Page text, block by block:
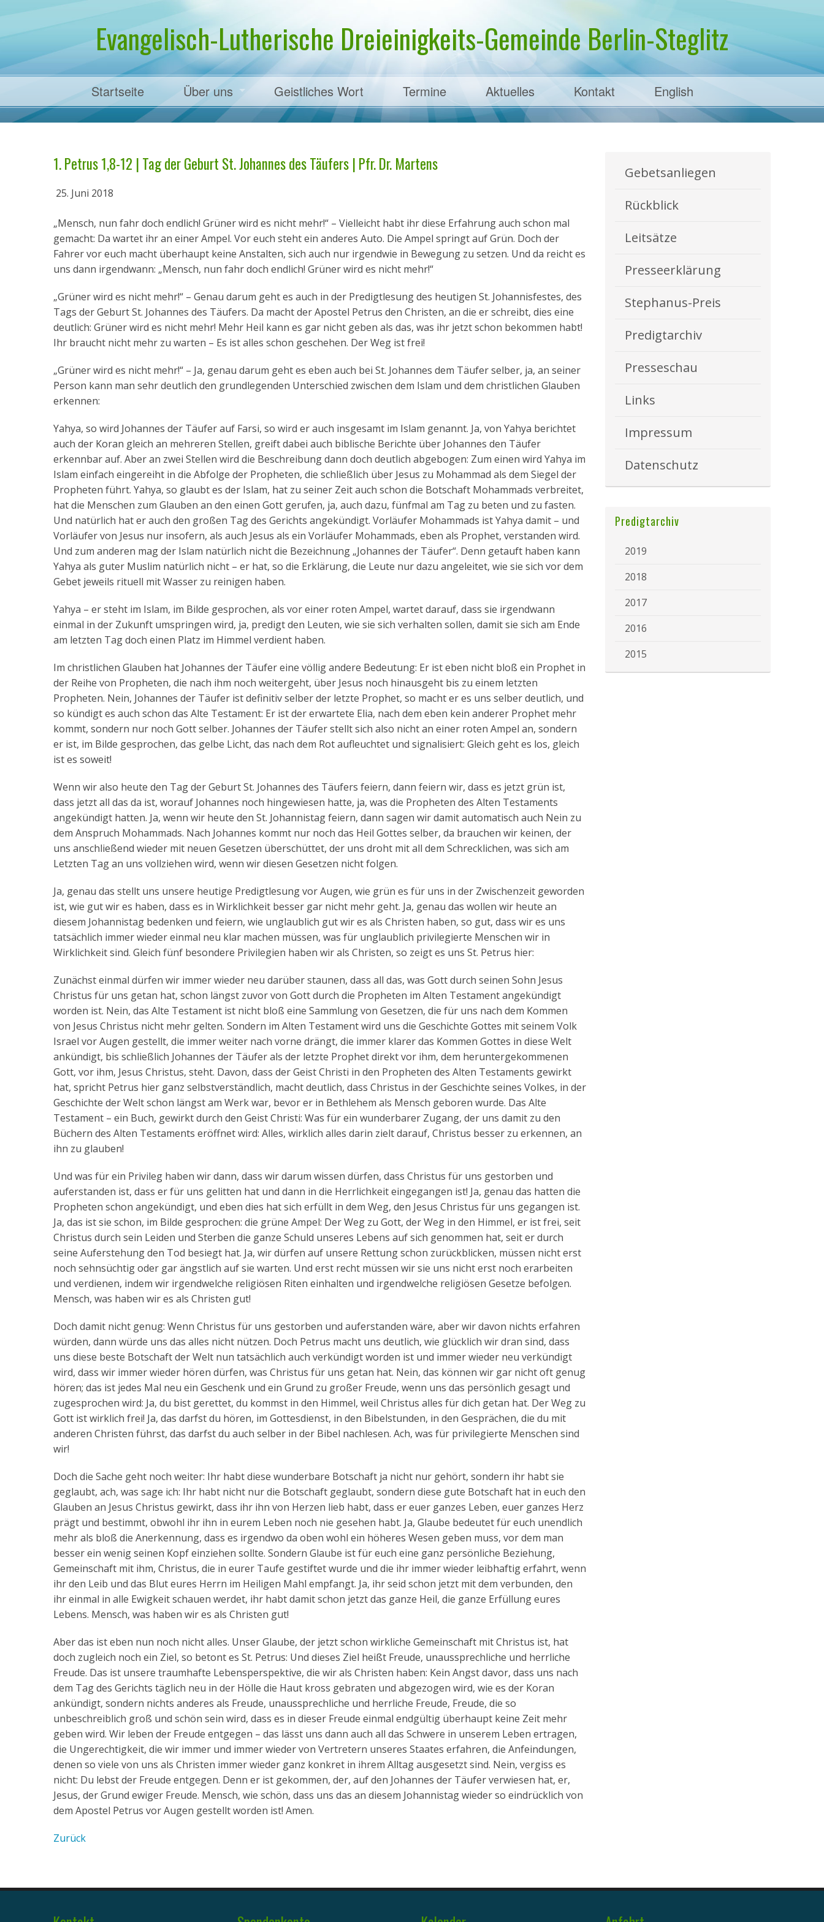
Evangelisch-Lutherische Dreieinigkeits-Gemeinde Berlin-Steglitz
Startseite
Über uns
Pfarrer Dr. Martens
Geistliches Wort Termine Aktuelles Kontakt English
1. Petrus 1,8-12 | Tag der Geburt St. Johannes des Täufers | Pfr. Dr. Martens
25. Juni 2018
„Mensch, nun fahr doch endlich! Grüner wird es nicht mehr!“ – Vielleicht habt ihr diese Erfahrung auch schon mal
gemacht: Da wartet ihr an einer Ampel. Vor euch steht ein anderes Auto. Die Ampel springt auf Grün. Doch der
Fahrer vor euch macht überhaupt keine Anstalten, sich auch nur irgendwie in Bewegung zu setzen. Und da reicht es
uns dann irgendwann: „Mensch, nun fahr doch endlich! Grüner wird es nicht mehr!“
„Grüner wird es nicht mehr!“ – Genau darum geht es auch in der Predigtlesung des heutigen St. Johannisfestes, des
Tags der Geburt St. Johannes des Täufers. Da macht der Apostel Petrus den Christen, an die er schreibt, dies eine
deutlich: Grüner wird es nicht mehr! Mehr Heil kann es gar nicht geben als das, was ihr jetzt schon bekommen habt!
Ihr braucht nicht mehr zu warten – Es ist alles schon geschehen. Der Weg ist frei!
„Grüner wird es nicht mehr!“ – Ja, genau darum geht es eben auch bei St. Johannes dem Täufer selber, ja, an seiner
Person kann man sehr deutlich den grundlegenden Unterschied zwischen dem Islam und dem christlichen Glauben
erkennen:
Yahya, so wird Johannes der Täufer auf Farsi, so wird er auch insgesamt im Islam genannt. Ja, von Yahya berichtet
auch der Koran gleich an mehreren Stellen, greift dabei auch biblische Berichte über Johannes den Täufer
erkennbar auf. Aber an zwei Stellen wird die Beschreibung dann doch deutlich abgebogen: Zum einen wird Yahya im
Islam einfach eingereiht in die Abfolge der Propheten, die schließlich über Jesus zu Mohammad als dem Siegel der
Propheten führt. Yahya, so glaubt es der Islam, hat zu seiner Zeit auch schon die Botschaft Mohammads verbreitet,
hat die Menschen zum Glauben an den einen Gott gerufen, ja, auch dazu, fünfmal am Tag zu beten und zu fasten.
Und natürlich hat er auch den großen Tag des Gerichts angekündigt. Vorläufer Mohammads ist Yahya damit – und
Vorläufer von Jesus nur insofern, als auch Jesus als ein Vorläufer Mohammads, eben als Prophet, verstanden wird.
Und zum anderen mag der Islam natürlich nicht die Bezeichnung „Johannes der Täufer“. Denn getauft haben kann
Yahya als guter Muslim natürlich nicht – er hat, so die Erklärung, die Leute nur dazu angeleitet, wie sie sich vor dem
Gebet jeweils rituell mit Wasser zu reinigen haben.
Yahya – er steht im Islam, im Bilde gesprochen, als vor einer roten Ampel, wartet darauf, dass sie irgendwann
einmal in der Zukunft umspringen wird, ja, predigt den Leuten, wie sie sich verhalten sollen, damit sie sich am Ende
am letzten Tag doch einen Platz im Himmel verdient haben.
Im christlichen Glauben hat Johannes der Täufer eine völlig andere Bedeutung: Er ist eben nicht bloß ein Prophet in
der Reihe von Propheten, die nach ihm noch weitergeht, über Jesus noch hinausgeht bis zu einem letzten
Propheten. Nein, Johannes der Täufer ist definitiv selber der letzte Prophet, so macht er es uns selber deutlich, und
so kündigt es auch schon das Alte Testament: Er ist der erwartete Elia, nach dem eben kein anderer Prophet mehr
kommt, sondern nur noch Gott selber. Johannes der Täufer stellt sich also nicht an einer roten Ampel an, sondern
er ist, im Bilde gesprochen, das gelbe Licht, das nach dem Rot aufleuchtet und signalisiert: Gleich geht es los, gleich
ist es soweit!
Wenn wir also heute den Tag der Geburt St. Johannes des Täufers feiern, dann feiern wir, dass es jetzt grün ist,
dass jetzt all das da ist, worauf Johannes noch hingewiesen hatte, ja, was die Propheten des Alten Testaments
angekündigt hatten. Ja, wenn wir heute den St. Johannistag feiern, dann sagen wir damit automatisch auch Nein zu
dem Anspruch Mohammads. Nach Johannes kommt nur noch das Heil Gottes selber, da brauchen wir keinen, der
uns anschließend wieder mit neuen Gesetzen überschüttet, der uns droht mit all dem Schrecklichen, was sich am
Letzten Tag an uns vollziehen wird, wenn wir diesen Gesetzen nicht folgen.
Ja, genau das stellt uns unsere heutige Predigtlesung vor Augen, wie grün es für uns in der Zwischenzeit geworden
ist, wie gut wir es haben, dass es in Wirklichkeit besser gar nicht mehr geht. Ja, genau das wollen wir heute an
diesem Johannistag bedenken und feiern, wie unglaublich gut wir es als Christen haben, so gut, dass wir es uns
tatsächlich immer wieder einmal neu klar machen müssen, was für unglaublich privilegierte Menschen wir in
Wirklichkeit sind. Gleich fünf besondere Privilegien haben wir als Christen, so zeigt es uns St. Petrus hier:
Zunächst einmal dürfen wir immer wieder neu darüber staunen, dass all das, was Gott durch seinen Sohn Jesus
Christus für uns getan hat, schon längst zuvor von Gott durch die Propheten im Alten Testament angekündigt
worden ist. Nein, das Alte Testament ist nicht bloß eine Sammlung von Gesetzen, die für uns nach dem Kommen
von Jesus Christus nicht mehr gelten. Sondern im Alten Testament wird uns die Geschichte Gottes mit seinem Volk
Israel vor Augen gestellt, die immer weiter nach vorne drängt, die immer klarer das Kommen Gottes in diese Welt
ankündigt, bis schließlich Johannes der Täufer als der letzte Prophet direkt vor ihm, dem heruntergekommenen
Gott, vor ihm, Jesus Christus, steht. Davon, dass der Geist Christi in den Propheten des Alten Testaments gewirkt
hat, spricht Petrus hier ganz selbstverständlich, macht deutlich, dass Christus in der Geschichte seines Volkes, in der
Geschichte der Welt schon längst am Werk war, bevor er in Bethlehem als Mensch geboren wurde. Das Alte
Testament – ein Buch, gewirkt durch den Geist Christi: Was für ein wunderbarer Zugang, der uns damit zu den
Büchern des Alten Testaments eröffnet wird: Alles, wirklich alles darin zielt darauf, Christus besser zu erkennen, an
ihn zu glauben!
Und was für ein Privileg haben wir dann, dass wir darum wissen dürfen, dass Christus für uns gestorben und
auferstanden ist, dass er für uns gelitten hat und dann in die Herrlichkeit eingegangen ist! Ja, genau das hatten die
Propheten schon angekündigt, und eben dies hat sich erfüllt in dem Weg, den Jesus Christus für uns gegangen ist.
Ja, das ist sie schon, im Bilde gesprochen: die grüne Ampel: Der Weg zu Gott, der Weg in den Himmel, er ist frei, seit
Christus durch sein Leiden und Sterben die ganze Schuld unseres Lebens auf sich genommen hat, seit er durch
seine Auferstehung den Tod besiegt hat. Ja, wir dürfen auf unsere Rettung schon zurückblicken, müssen nicht erst
noch sehnsüchtig oder gar ängstlich auf sie warten. Und erst recht müssen wir sie uns nicht erst noch erarbeiten
und verdienen, indem wir irgendwelche religiösen Riten einhalten und irgendwelche religiösen Gesetze befolgen.
Mensch, was haben wir es als Christen gut!
Doch damit nicht genug: Wenn Christus für uns gestorben und auferstanden wäre, aber wir davon nichts erfahren
würden, dann würde uns das alles nicht nützen. Doch Petrus macht uns deutlich, wie glücklich wir dran sind, dass
uns diese beste Botschaft der Welt nun tatsächlich auch verkündigt worden ist und immer wieder neu verkündigt
wird, dass wir immer wieder hören dürfen, was Christus für uns getan hat. Nein, das können wir gar nicht oft genug
hören; das ist jedes Mal neu ein Geschenk und ein Grund zu großer Freude, wenn uns das persönlich gesagt und
zugesprochen wird: Ja, du bist gerettet, du kommst in den Himmel, weil Christus alles für dich getan hat. Der Weg zu
Gott ist wirklich frei! Ja, das darfst du hören, im Gottesdienst, in den Bibelstunden, in den Gesprächen, die du mit
anderen Christen führst, das darfst du auch selber in der Bibel nachlesen. Ach, was für privilegierte Menschen sind
wir!
Doch die Sache geht noch weiter: Ihr habt diese wunderbare Botschaft ja nicht nur gehört, sondern ihr habt sie
geglaubt, ach, was sage ich: Ihr habt nicht nur die Botschaft geglaubt, sondern diese gute Botschaft hat in euch den
Glauben an Jesus Christus gewirkt, dass ihr ihn von Herzen lieb habt, dass er euer ganzes Leben, euer ganzes Herz
prägt und bestimmt, obwohl ihr ihn in eurem Leben noch nie gesehen habt. Ja, Glaube bedeutet für euch unendlich
mehr als bloß die Anerkennung, dass es irgendwo da oben wohl ein höheres Wesen geben muss, vor dem man
besser ein wenig seinen Kopf einziehen sollte. Sondern Glaube ist für euch eine ganz persönliche Beziehung,
Gemeinschaft mit ihm, Christus, die in eurer Taufe gestiftet wurde und die ihr immer wieder leibhaftig erfahrt, wenn
ihr den Leib und das Blut eures Herrn im Heiligen Mahl empfangt. Ja, ihr seid schon jetzt mit dem verbunden, den
ihr einmal in alle Ewigkeit schauen werdet, ihr habt damit schon jetzt das ganze Heil, die ganze Erfüllung eures
Lebens. Mensch, was haben wir es als Christen gut!
Aber das ist eben nun noch nicht alles. Unser Glaube, der jetzt schon wirkliche Gemeinschaft mit Christus ist, hat
doch zugleich noch ein Ziel, so betont es St. Petrus: Und dieses Ziel heißt Freude, unaussprechliche und herrliche
Freude. Das ist unsere traumhafte Lebensperspektive, die wir als Christen haben: Kein Angst davor, dass uns nach
dem Tag des Gerichts täglich neu in der Hölle die Haut kross gebraten und abgezogen wird, wie es der Koran
ankündigt, sondern nichts anderes als Freude, unaussprechliche und herrliche Freude, Freude, die so
unbeschreiblich groß und schön sein wird, dass es in dieser Freude einmal endgültig überhaupt keine Zeit mehr
geben wird. Wir leben der Freude entgegen – das lässt uns dann auch all das Schwere in unserem Leben ertragen,
die Ungerechtigkeit, die wir immer und immer wieder von Vertretern unseres Staates erfahren, die Anfeindungen,
denen so viele von uns als Christen immer wieder ganz konkret in ihrem Alltag ausgesetzt sind. Nein, vergiss es
nicht: Du lebst der Freude entgegen. Denn er ist gekommen, der, auf den Johannes der Täufer verwiesen hat, er,
Jesus, der Grund ewiger Freude. Mensch, wie schön, dass uns das an diesem Johannistag wieder so eindrücklich von
dem Apostel Petrus vor Augen gestellt worden ist! Amen.
Zurück
Gebetsanliegen
Rückblick
Leitsätze
Presseerklärung
Stephanus-Preis
Predigtarchiv
Presseschau
Links
Impressum
Datenschutz
Predigtarchiv
2019
2018
2017
2016
2015